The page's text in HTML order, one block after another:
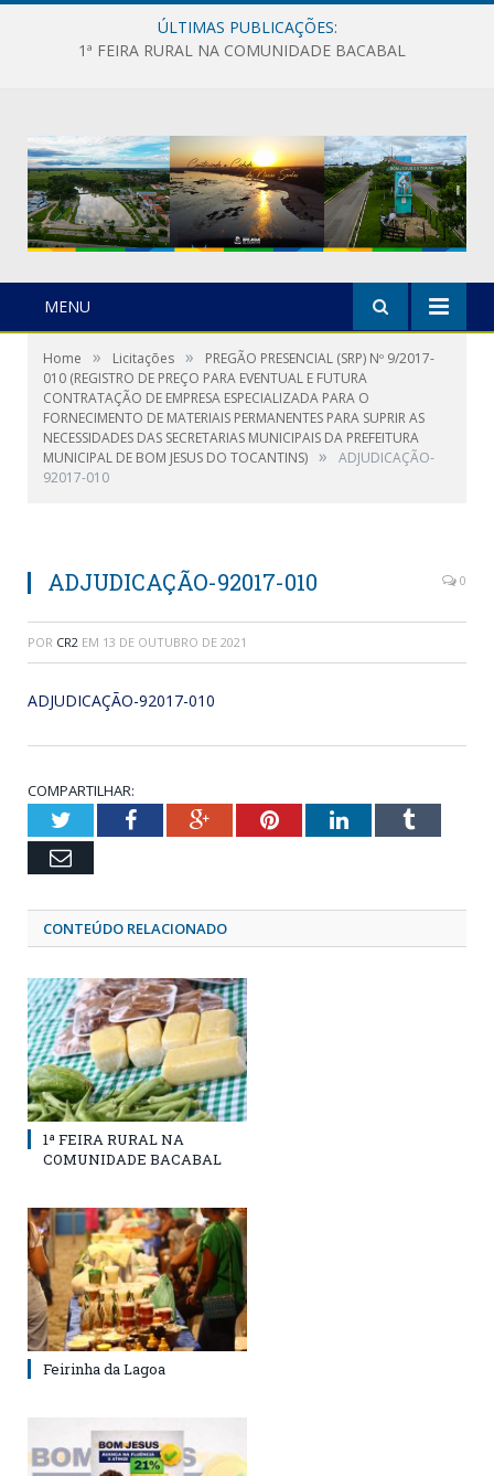
ÚLTIMAS PUBLICAÇÕES:
1ª FEIRA RURAL NA COMUNIDADE BACABAL
MENU
Home » Licitações »
PREGÃO PRESENCIAL (SRP) Nº 9/2017-
010 (REGISTRO DE PREÇO PARA EVENTUAL E FUTURA
CONTRATAÇÃO DE EMPRESA ESPECIALIZADA PARA O
FORNECIMENTO DE MATERIAIS PERMANENTES PARA SUPRIR AS
NECESSIDADES DAS SECRETARIAS MUNICIPAIS DA PREFEITURA
MUNICIPAL DE BOM JESUS DO TOCANTINS) »
ADJUDICAÇÃO-
92017-010
ADJUDICAÇÃO-92017-010 0
POR CR2 EM 13 DE OUTUBRO DE 2021
ADJUDICAÇÃO-92017-010
COMPARTILHAR:
TwitterFacebookGoogle+PinterestLinkedInTumblr
Email
CONTEÚDO RELACIONADO
1ª FEIRA RURAL NA
COMUNIDADE BACABAL
Feirinha da Lagoa